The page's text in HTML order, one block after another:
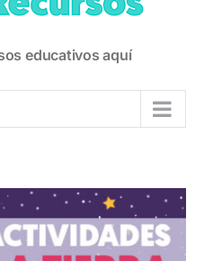
educativos aquí